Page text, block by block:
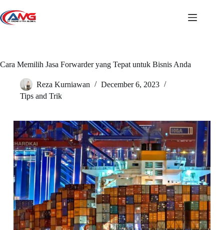
to
content
Cara Memilih Jasa Forwarder yang Tepat untuk Bisnis Anda
Reza Kurniawan
December 6, 2023
Tips and Trik